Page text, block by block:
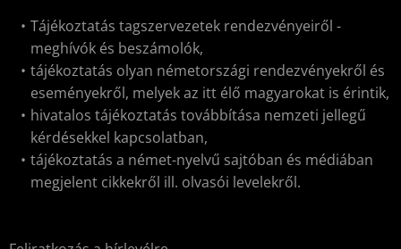
Tájékoztatás tagszervezetek rendezvényeiről -
meghívók és beszámolók,
tájékoztatás olyan németországi rendezvényekről és
eseményekről, melyek az itt élő magyarokat is érintik,
hivatalos tájékoztatás továbbítása nemzeti jellegű
kérdésekkel kapcsolatban,
tájékoztatás a német-nyelvű sajtóban és médiában
megjelent cikkekről ill. olvasói levelekről.